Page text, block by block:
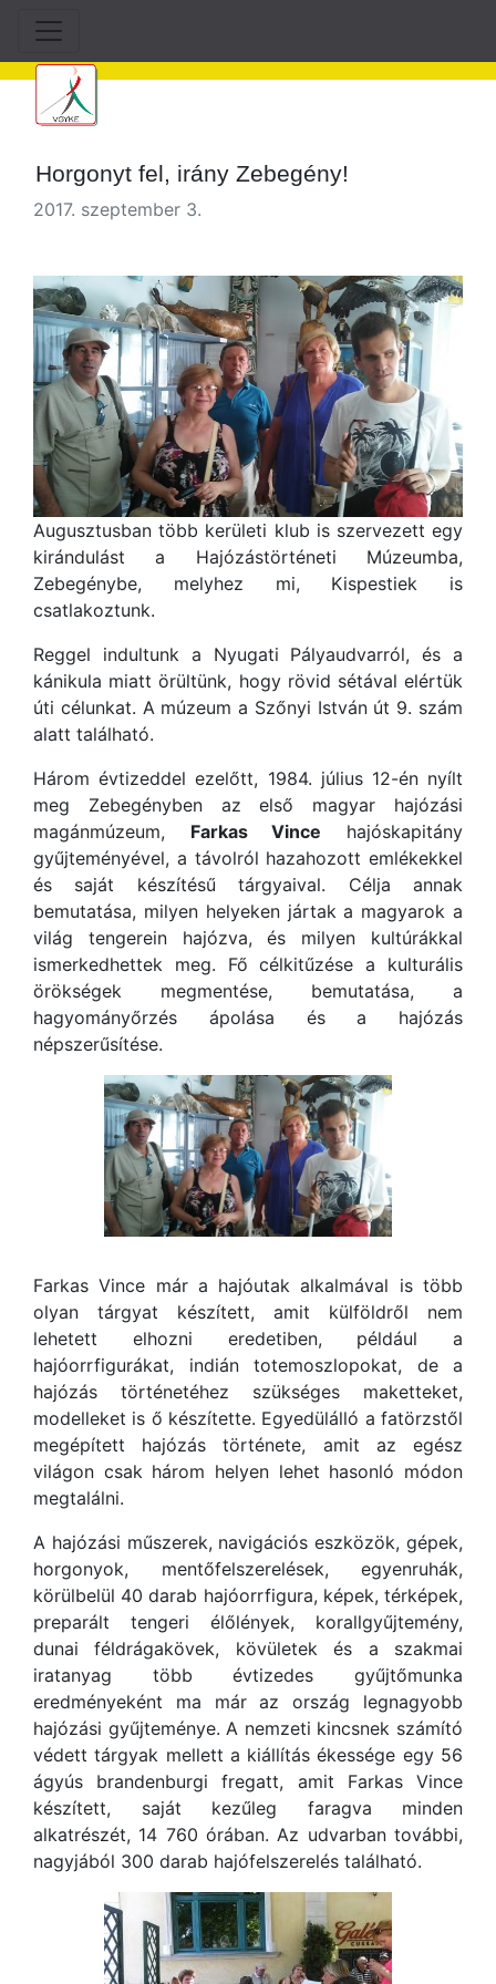
Horgonyt fel, irány Zebegény!
2017. szeptember 3.
Augusztusban több kerületi klub is szervezett egy
kirándulást a Hajózástörténeti Múzeumba,
Zebegénybe, melyhez mi, Kispestiek is
csatlakoztunk.
Reggel indultunk a Nyugati Pályaudvarról, és a
kánikula miatt örültünk, hogy rövid sétával elértük
úti célunkat. A múzeum a Szőnyi István út 9. szám
alatt található.
Három évtizeddel ezelőtt, 1984. július 12-én nyílt
meg Zebegényben az első magyar hajózási
magánmúzeum, Farkas Vince hajóskapitány
gyűjteményével, a távolról hazahozott emlékekkel
és saját készítésű tárgyaival. Célja annak
bemutatása, milyen helyeken jártak a magyarok a
világ tengerein hajózva, és milyen kultúrákkal
ismerkedhettek meg. Fő célkitűzése a kulturális
örökségek megmentése, bemutatása, a
hagyományőrzés ápolása és a hajózás
népszerűsítése.
Farkas Vince már a hajóutak alkalmával is több
olyan tárgyat készített, amit külföldről nem
lehetett elhozni eredetiben, például a
hajóorrfigurákat, indián totemoszlopokat, de a
hajózás történetéhez szükséges maketteket,
modelleket is ő készítette. Egyedülálló a fatörzstől
megépített hajózás története, amit az egész
világon csak három helyen lehet hasonló módon
megtalálni.
A hajózási műszerek, navigációs eszközök, gépek,
horgonyok, mentőfelszerelések, egyenruhák,
körülbelül 40 darab hajóorrfigura, képek, térképek,
preparált tengeri élőlények, korallgyűjtemény,
dunai féldrágakövek, kövületek és a szakmai
iratanyag több évtizedes gyűjtőmunka
eredményeként ma már az ország legnagyobb
hajózási gyűjteménye. A nemzeti kincsnek számító
védett tárgyak mellett a kiállítás ékessége egy 56
ágyús brandenburgi fregatt, amit Farkas Vince
készített, saját kezűleg faragva minden
alkatrészét, 14 760 órában. Az udvarban további,
nagyjából 300 darab hajófelszerelés található.